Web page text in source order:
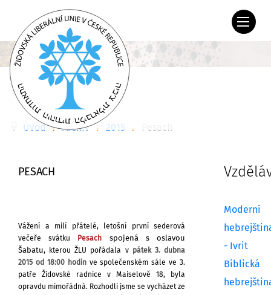
Úvod Archiv 2015 Pesach
PESACH
Vážení a milí přátelé, letošní první sederová
večeře svátku
Pesach spojená s oslavou
Šabatu,
kterou ŽLU pořádala v
pátek 3. dubna
2015 od 18:00 hodin ve společenském sále ve 3.
patře Židovské radnice v Maiselově 18, byla
opravdu mimořádná. Rozhodli jsme se vycházet ze
Moderní
- Ivrit
Biblická